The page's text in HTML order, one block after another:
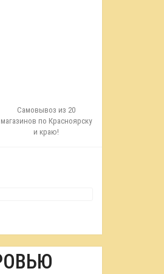
Самовывоз из 20
магазинов по Красноярску
и краю!